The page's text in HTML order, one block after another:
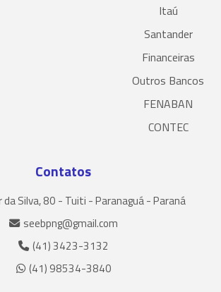
Itaú
Santander
Financeiras
Outros Bancos
FENABAN
CONTEC
Contatos
da Silva, 80 - Tuiti - Paranaguá - Paraná
seebpng@gmail.com
(41) 3423-3132
(41) 98534-3840